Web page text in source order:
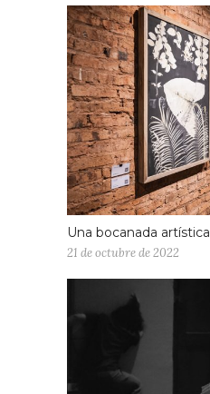
Una bocanada artística
21 de octubre de 2022